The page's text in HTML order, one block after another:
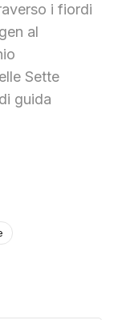
i fiordi
al
Sette
guida